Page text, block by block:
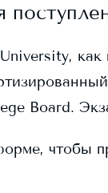
, как
Board.
чтобы